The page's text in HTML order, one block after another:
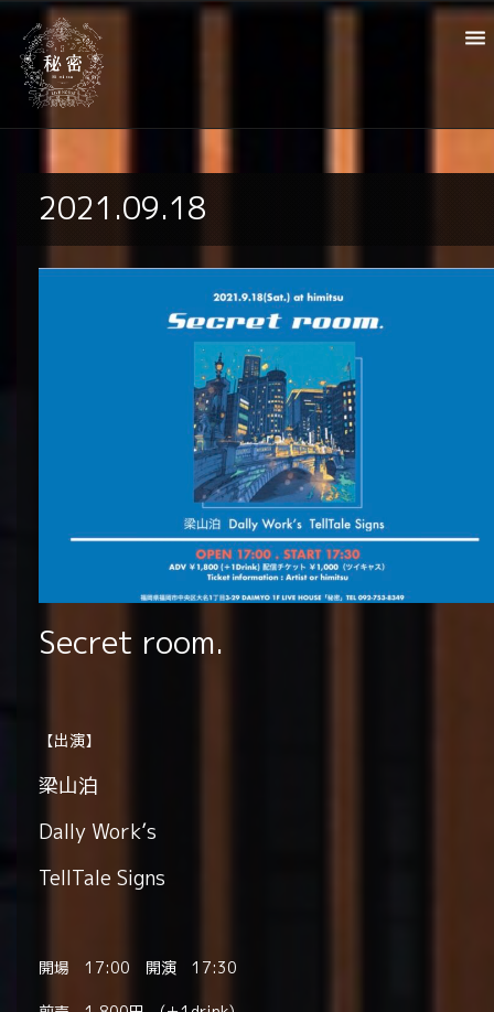
2021.09.18
Secret room.
【出演】
梁山泊
Dally Work’s
TellTale Signs
開場 17:00 開演 17:30